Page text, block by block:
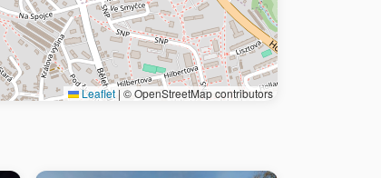
Leaflet | © OpenStreetMap contributors